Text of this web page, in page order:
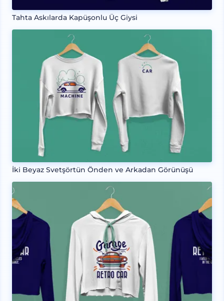
Tahta Askılarda Kapüşonlu Üç Giysi
İki Beyaz Svetşörtün Önden ve Arkadan Görünüşü